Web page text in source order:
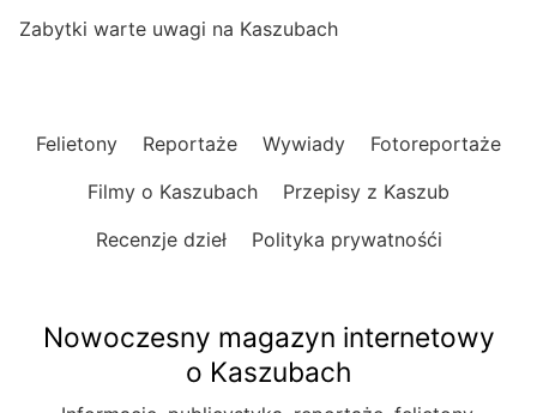
Zabytki warte uwagi na Kaszubach
Felietony Reportaże Wywiady
Fotoreportaże
Filmy o Kaszubach
Przepisy z Kaszub
Recenzje dzieł
Polityka prywatnośći
Nowoczesny magazyn internetowy
o Kaszubach